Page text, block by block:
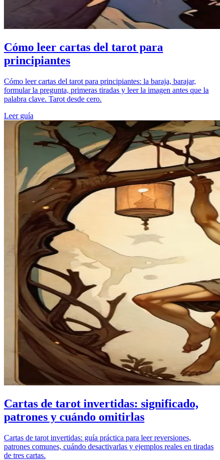
Cómo leer cartas del tarot para
principiantes
Cómo leer cartas del tarot para principiantes: la baraja, barajar,
formular la pregunta, primeras tiradas y leer la imagen antes que la
palabra clave. Tarot desde cero.
Leer guía
Cartas de tarot invertidas: significado,
patrones y cuándo omitirlas
Cartas de tarot invertidas: guía práctica para leer reversiones,
patrones comunes, cuándo desactivarlas y ejemplos reales en tiradas
de tres cartas.